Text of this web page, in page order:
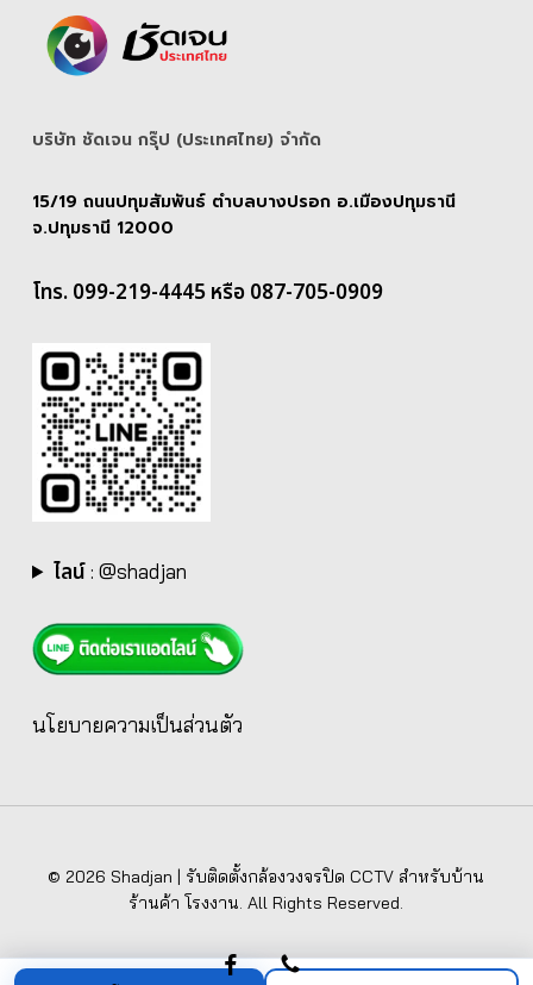
บริษัท ชัดเจน กรุ๊ป (ประเทศไทย) จํากัด
15/19 ถนนปทุมสัมพันธ์ ตำบลบางปรอก อ.เมืองปทุมธานี
จ.ปทุมธานี 12000
โทร. 099-219-4445 หรือ 087-705-0909
ไลน์: @shadjan
นโยบายความเป็นส่วนตัว
© 2026 Shadjan | รับติดตั้งกล้องวงจรปิด CCTV สำหรับบ้าน
ร้านค้า โรงงาน. All Rights Reserved.
facebookphone